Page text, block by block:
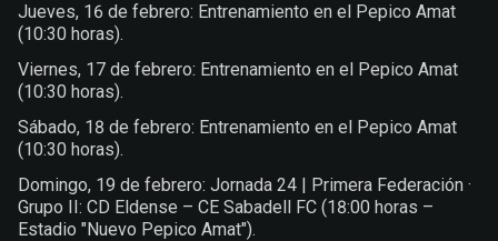
Jueves, 16 de febrero: Entrenamiento en el Pepico Amat
(10:30 horas).
Viernes, 17 de febrero: Entrenamiento en el Pepico Amat
(10:30 horas).
Sábado, 18 de febrero: Entrenamiento en el Pepico Amat
(10:30 horas).
Domingo, 19 de febrero: Jornada 24 | Primera Federación ·
Grupo II: CD Eldense – CE Sabadell FC (18:00 horas –
Estadio "Nuevo Pepico Amat").